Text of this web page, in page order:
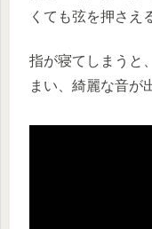
くても弦を押さえ
指が寝てしまうと
まい、綺麗な音が